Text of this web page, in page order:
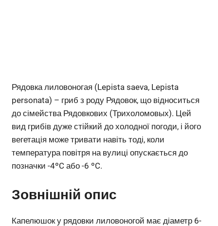
Рядовка лиловоногая (Lepista saeva, Lepista
personata) – гриб з роду Рядовок, що відноситься
до сімейства Рядовкових (Трихоломовых). Цей
вид грибів дуже стійкий до холодної погоди, і його
вегетація може тривати навіть тоді, коли
температура повітря на вулиці опускається до
позначки -4ºC або -6 ºC.
Зовнішній опис
Капелюшок у рядовки лиловоногой має діаметр 6-